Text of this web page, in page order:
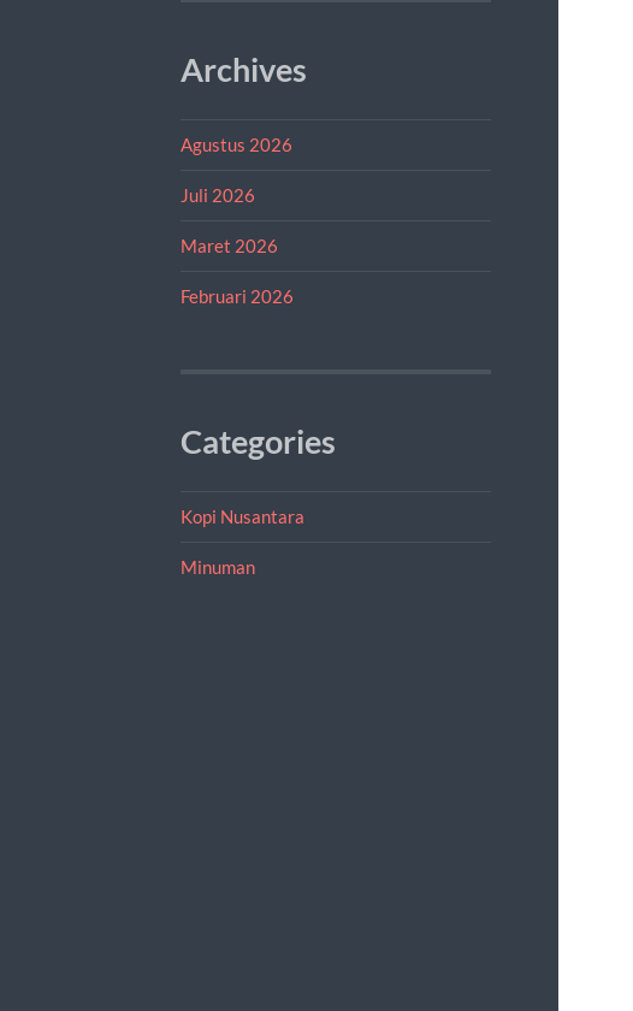
Archives
Agustus 2026
Juli 2026
Maret 2026
Februari 2026
Categories
Kopi Nusantara
Minuman